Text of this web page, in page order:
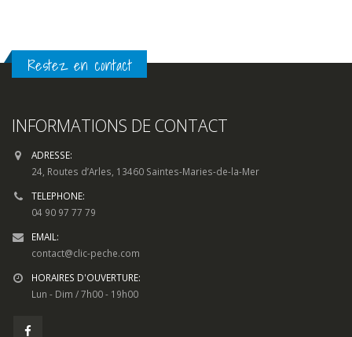
Restez en contact
INFORMATIONS DE CONTACT
ADRESSE:
24, Routes d’Arles, 13460 Saintes-Maries-de-la-Mer
TELEPHONE:
04 90 97 77 79
EMAIL:
contact@clic-peche.com
HORAIRES D'OUVERTURE:
Lun - Dim / 7h00 - 19h00